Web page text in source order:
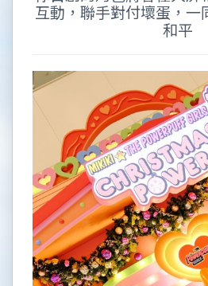
互動，聯手對付壞蛋，一
和平